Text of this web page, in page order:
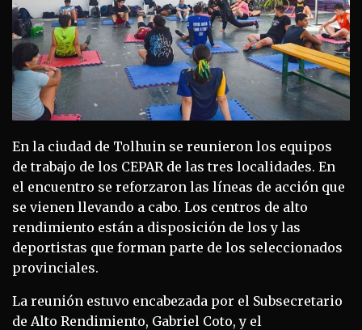
En la ciudad de Tolhuin se reunieron los equipos
de trabajo de los CEPAR de las tres localidades. En
el encuentro se reforzaron las líneas de acción que
se vienen llevando a cabo. Los centros de alto
rendimiento están a disposición de los y las
deportistas que forman parte de los seleccionados
provinciales.
La reunión estuvo encabezada por el Subsecretario
de Alto Rendimiento, Gabriel Coto, y el